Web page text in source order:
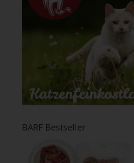
BARF Bestseller